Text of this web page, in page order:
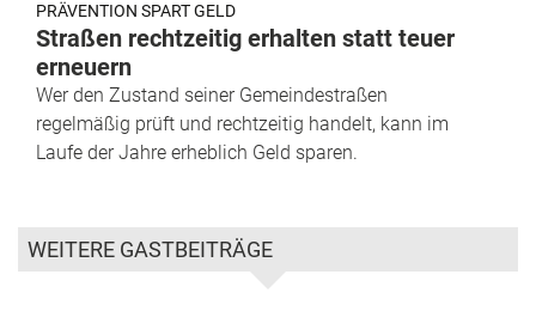
PRÄVENTION SPART GELD
Straßen rechtzeitig erhalten statt teuer
erneuern
Wer den Zustand seiner Gemeindestraßen
regelmäßig prüft und rechtzeitig handelt, kann im
Laufe der Jahre erheblich Geld sparen.
WEITERE GASTBEITRÄGE